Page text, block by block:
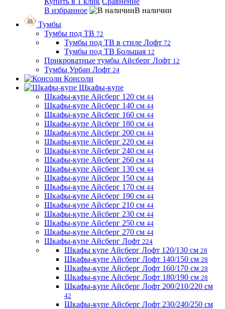
В избранное
В наличии
Тумбы
Тумбы под ТВ 72
Тумбы под ТВ в стиле Лофт 72
Тумбы под ТВ Большая 12
Прикроватные тумбы Айсберг Лофт 12
Тумбы Урбан Лофт 24
Консоли
Шкафы-купе
Шкафы-купе Айсберг 120 см 44
Шкафы-купе Айсберг 140 см 44
Шкафы-купе Айсберг 160 см 44
Шкафы-купе Айсберг 180 см 44
Шкафы-купе Айсберг 200 см 44
Шкафы-купе Айсберг 220 см 44
Шкафы-купе Айсберг 240 см 44
Шкафы-купе Айсберг 260 см 44
Шкафы-купе Айсберг 130 см 44
Шкафы-купе Айсберг 150 см 44
Шкафы-купе Айсберг 170 см 44
Шкафы-купе Айсберг 190 см 44
Шкафы-купе Айсберг 210 см 44
Шкафы-купе Айсберг 230 см 44
Шкафы-купе Айсберг 250 см 44
Шкафы-купе Айсберг 270 см 44
Шкафы-купе Айсберг Лофт 224
Шкафы купе Айсберг Лофт 120/130 см 28
Шкафы-купе Айсберг Лофт 140/150 см 28
Шкафы-купе Айсберг Лофт 160/170 см 28
Шкафы-купе Айсберг Лофт 180/190 см 28
Шкафы-купе Айсберг Лофт 200/210/220 см
42
Шкафы-купе Айсберг Лофт 230/240/250 см